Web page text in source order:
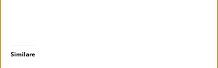
Similare